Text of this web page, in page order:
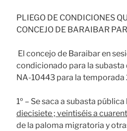
PLIEGO DE CONDICIONES
CONCEJO DE BARAIBAR
El concejo de Baraibar en
condicionado para la
NA-10443 para la temporada
1º – Se saca a subasta
diecisiete ; veintiséis a
de la paloma migratoria y